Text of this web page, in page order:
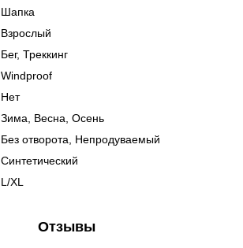
Шапка
Взрослый
Бег, Треккинг
Windproof
Нет
Зима, Весна, Осень
Без отворота, Непродуваемый
Синтетический
L/XL
Отзывы